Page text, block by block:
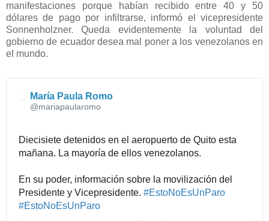
manifestaciones porque habían recibido entre 40 y 50
dólares de pago por infiltrarse, informó el vicepresidente
Sonnenholzner. Queda evidentemente la voluntad del
gobierno de ecuador desea mal poner a los venezolanos en
el mundo.
María Paula Romo
@mariapaularomo
Diecisiete detenidos en el aeropuerto de Quito esta
mañana. La mayoría de ellos venezolanos.
En su poder, información sobre la movilización del
Presidente y Vicepresidente. #EstoNoEsUnParo
#EstoNoEsUnParo